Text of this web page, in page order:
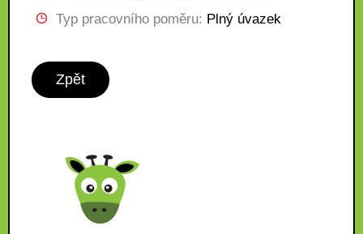
Typ pracovního poměru: Plný úvazek
Zpět